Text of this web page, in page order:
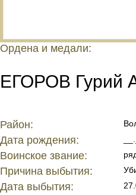
Ордена и медали:
ЕГОРОВ Гурий
Район:
Дата рождения:
Воинское звание:
Причина выбытия:
Дата выбытия: